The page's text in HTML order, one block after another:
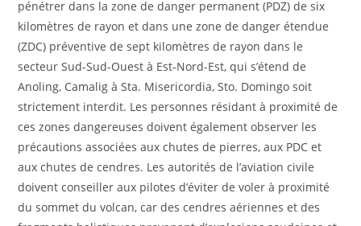
pénétrer dans la zone de danger permanent (PDZ) de six
kilomètres de rayon et dans une zone de danger étendue
(ZDC) préventive de sept kilomètres de rayon dans le
secteur Sud-Sud-Ouest à Est-Nord-Est, qui s’étend de
Anoling, Camalig à Sta. Misericordia, Sto. Domingo soit
strictement interdit. Les personnes résidant à proximité de
ces zones dangereuses doivent également observer les
précautions associées aux chutes de pierres, aux PDC et
aux chutes de cendres. Les autorités de l’aviation civile
doivent conseiller aux pilotes d’éviter de voler à proximité
du sommet du volcan, car des cendres aériennes et des